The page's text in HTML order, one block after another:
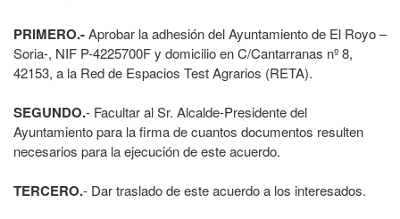
PRIMERO.-Aprobar la adhesión del Ayuntamiento de El Royo –
Soria-, NIF P-4225700F y domicilio en C/Cantarranas nº 8,
42153, a la Red de Espacios Test Agrarios (RETA).
SEGUNDO.- Facultar al Sr. Alcalde-Presidente del
Ayuntamiento para la firma de cuantos documentos resulten
necesarios para la ejecución de este acuerdo.
TERCERO.- Dar traslado de este acuerdo a los interesados.